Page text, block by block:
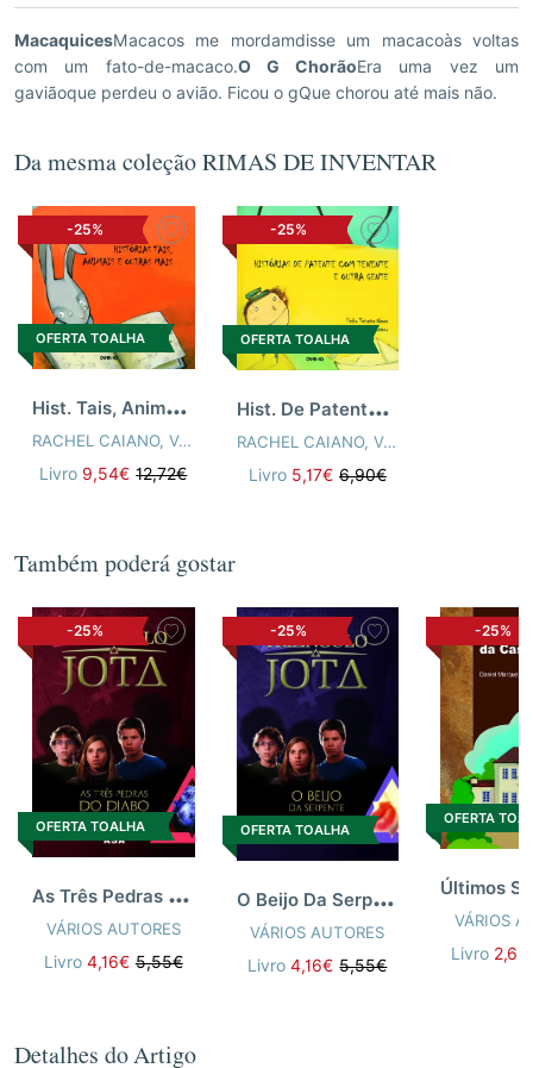
MacaquicesMacacos me mordamdisse um macacoàs voltas
com um fato-de-macaco.O G ChorãoEra uma vez um
gaviãoque perdeu o avião. Ficou o gQue chorou até mais não.
Da mesma coleção RIMAS DE INVENTAR
-25%
OFERTA TOALHA
H
ist. Tais, Animais E Outras
RACHEL CAIANO, VÁRIOS AUTORES
Livro 9,54€ 12,72€
-25%
OFERTA TOALHA
H
ist. De Patente Com Tenente
RACHEL CAIANO, VÁRIOS AUTORES
Livro 5,17€ 6,90€
Também poderá gostar
-25%
OFERTA TOALHA
A
s Três Pedras Do Diabo
VÁRIOS AUTORES
Livro 4,16€ 5,55€
-25%
OFERTA TOALHA
O
Beijo Da Serpente
VÁRIOS AUTORES
Livro4,16€ 5,55€
-25%
OFERTA
VÁRIOS
Livro
Detalhes do Artigo